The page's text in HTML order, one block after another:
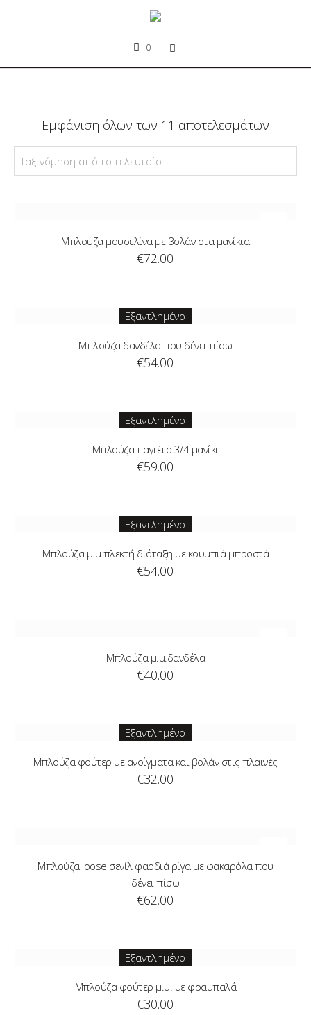
0
Εμφάνιση όλων των 11 αποτελεσμάτων
Μπλούζα μουσελίνα με βολάν στα μανίκια
€72.00
Εξαντλημένο
Μπλούζα δανδέλα που δένει πίσω
€54.00
Εξαντλημένο
Μπλούζα παγιέτα 3/4 μανίκι
€59.00
Εξαντλημένο
Μπλούζα μ.μ.πλεκτή διάταξη με κουμπιά μπροστά
€54.00
Μπλούζα μ.μ.δανδέλα
€40.00
Εξαντλημένο
Μπλούζα φούτερ με ανοίγματα και βολάν στις πλαινές
€32.00
Μπλούζα loose σενίλ φαρδιά ρίγα με φακαρόλα που
δένει πίσω
€62.00
Εξαντλημένο
Μπλούζα φούτερ μ.μ. με φραμπαλά
€30.00